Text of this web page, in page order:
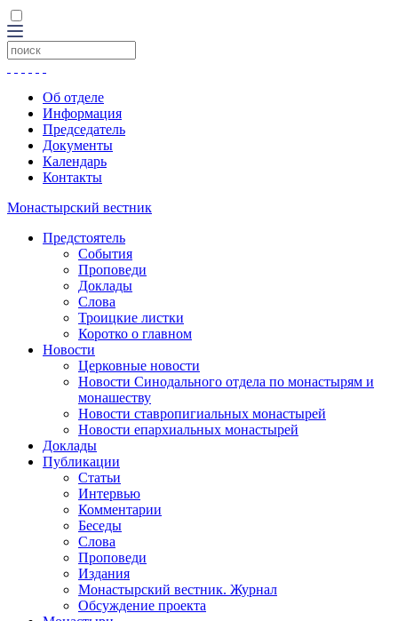
Об отделе
Информация
Председатель
Документы
Календарь
Контакты
Монастырский вестник
Предстоятель
События
Проповеди
Доклады
Слова
Троицкие листки
Коротко о главном
Новости
Церковные новости
Новости Синодального отдела по монастырям и
монашеству
Новости ставропигиальных монастырей
Новости епархиальных монастырей
Доклады
Публикации
Статьи
Интервью
Комментарии
Беседы
Слова
Проповеди
Издания
Монастырский вестник. Журнал
Обсуждение проекта